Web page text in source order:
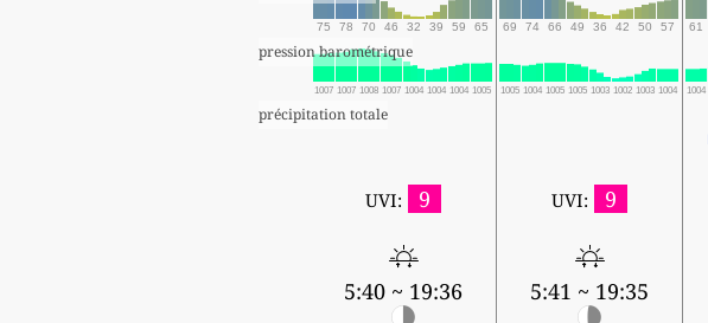
75 78 70 46 32 39 59 65 69 74 66 49 36 42 50 57 61
pression barométrique
1007 1007 1008 1007 1004 1004 1004 1005 1005 1004 1005 1005 1003 1002 1003 1004 1004
précipitation totale
UVI: 9
5:40 ~ 19:36
UVI: 9
5:41 ~ 19:35